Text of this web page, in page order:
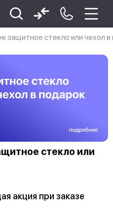
защитное стекло или чехол
стекло или
акция при заказе